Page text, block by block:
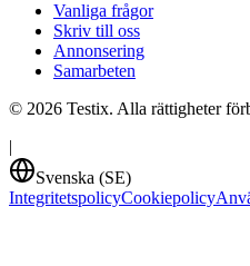
Vanliga frågor
Skriv till oss
Annonsering
Samarbeten
© 2026 Testix. Alla rättigheter
|
Svenska (SE)
IntegritetspolicyCookiepolicy